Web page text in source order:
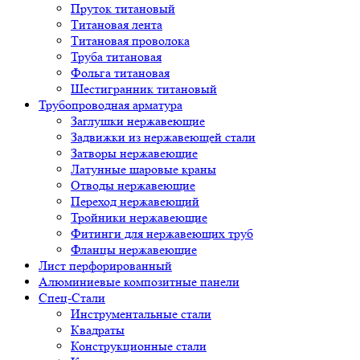
Пруток титановый
Титановая лента
Титановая проволока
Труба титановая
Фольга титановая
Шестигранник титановый
Трубопроводная арматура
Заглушки нержавеющие
Задвижки из нержавеющей стали
Затворы нержавеющие
Латунные шаровые краны
Отводы нержавеющие
Переход нержавеющий
Тройники нержавеющие
Фитинги для нержавеющих труб
Фланцы нержавеющие
Лист перфорированный
Алюминиевые композитные панели
Спец-Стали
Инструментальные стали
Квадраты
Конструкционные стали